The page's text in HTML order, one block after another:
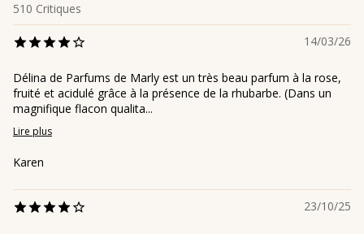
510 Critiques
14/03/26
Délina de Parfums de Marly est un très beau parfum à la rose,
fruité et acidulé grâce à la présence de la rhubarbe. (Dans un
magnifique flacon qualita...
Lire plus
Karen
23/10/25